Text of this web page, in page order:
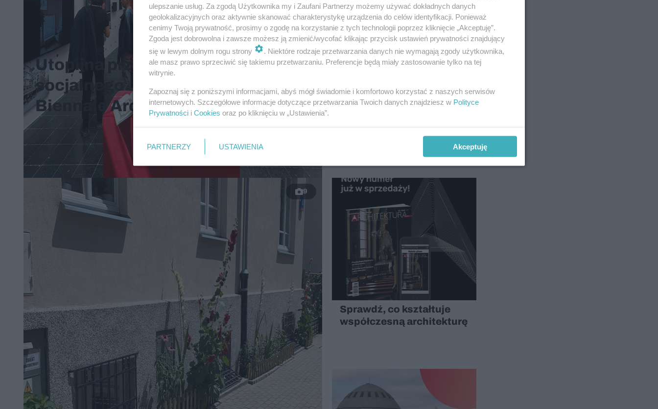
Utopijna przyszłość budownictwa
socjalnego. Pawilon Austriacki na
Biennale Architektury w Wenecji
9
Sprawdź, co kształtuje
współczesną architekturę
ulepszanie usług. Za zgodą Użytkownika my i Zaufani Partnerzy możemy używać dokładnych danych
geolokalizacyjnych oraz aktywnie skanować charakterystykę urządzenia do celów identyfikacji. Ponieważ
cenimy Twoją prywatność, prosimy o zgodę na korzystanie z tych technologii poprzez kliknięcie „Akceptuję”.
Zgoda jest dobrowolna i zawsze możesz ją zmienić/wycofać klikając przycisk ustawień prywatności znajdujący
się w lewym dolnym rogu strony
. Niektóre rodzaje przetwarzania danych nie wymagają zgody użytkownika,
ale masz prawo sprzeciwić się takiemu przetwarzaniu. Preferencje będą miały zastosowanie tylko na tej
witrynie.
Zapoznaj się z poniższymi informacjami, abyś mógł świadomie i komfortowo korzystać z naszych serwisów
internetowych. Szczegółowe informacje dotyczące przetwarzania Twoich danych znajdziesz w Polityce
Prywatności i Cookies oraz po kliknięciu w „Ustawienia”.
PARTNERZY USTAWIENIA Akceptuję